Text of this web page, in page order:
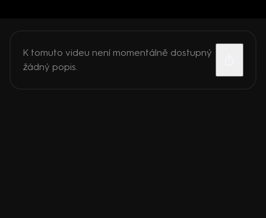
K tomuto videu není momentálně dostupný
žádný popis.